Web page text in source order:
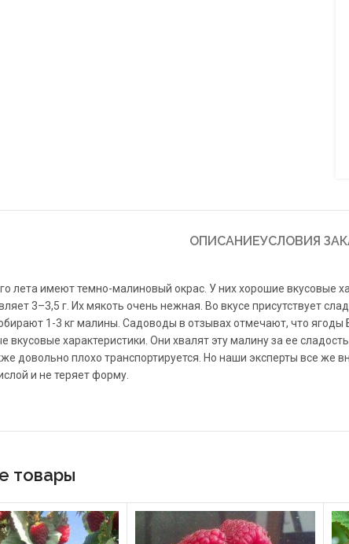
ОПИСАНИЕУСЛОВИЯ
лета имеют темно-малиновый окрас. У них хорошие вкусовые
3–3,5 г. Их мякоть очень нежная. Во вкусе присутствует
1-3 кг малины. Садоводы в отзывах отмечают, что
вкусовые характеристики. Они хвалят эту малину за ее
довольно плохо транспортируется. Но наши эксперты все же
и не теряет форму.
товары